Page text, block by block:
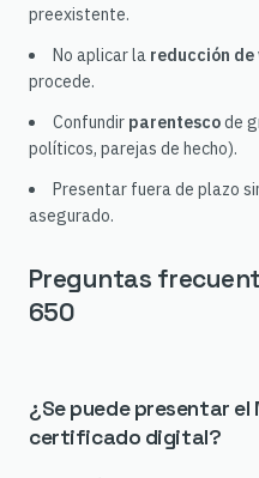
preexistente.
No aplicar la reducción
procede.
Confundir parentescode
políticos, parejas de hecho).
Presentar fuera de plazo
asegurado.
Preguntas
650
¿Se puede presentar el
certificado digital?